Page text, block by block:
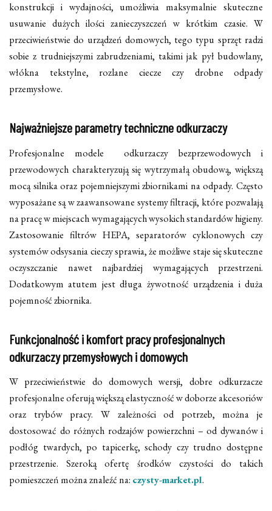
konstrukcji i wydajności, umożliwia maksymalnie skuteczne
usuwanie dużych ilości zanieczyszczeń w krótkim czasie. W
przeciwieństwie do urządzeń domowych, tego typu sprzęt radzi
sobie z trudniejszymi zabrudzeniami, takimi jak pył budowlany,
włókna tekstylne, rozlane ciecze czy drobne odpady
przemysłowe.
Najważniejsze parametry techniczne odkurzaczy
Profesjonalne modele odkurzaczy bezprzewodowych i
przewodowych charakteryzują się wytrzymałą obudową, większą
mocą silnika oraz pojemniejszymi zbiornikami na odpady. Często
wyposażane są w zaawansowane systemy filtracji, które pozwalają
na pracę w miejscach wymagających wysokich standardów higieny.
Zastosowanie filtrów HEPA, separatorów cyklonowych czy
systemów odsysania cieczy sprawia, że możliwe staje się skuteczne
oczyszczanie nawet najbardziej wymagających przestrzeni.
Dodatkowym atutem jest długa żywotność urządzenia i duża
pojemność zbiornika.
Funkcjonalność i komfort pracy profesjonalnych
odkurzaczy przemysłowych i domowych
W przeciwieństwie do domowych wersji, dobre odkurzacze
profesjonalne oferują większą elastyczność w doborze akcesoriów
oraz trybów pracy. W zależności od potrzeb, można je
dostosować do różnych rodzajów powierzchni – od dywanów i
podłóg twardych, po tapicerkę, schody czy trudno dostępne
przestrzenie. Szeroką ofertę środków czystości do takich
pomieszczeń można znaleźć na: czysty-market.pl.